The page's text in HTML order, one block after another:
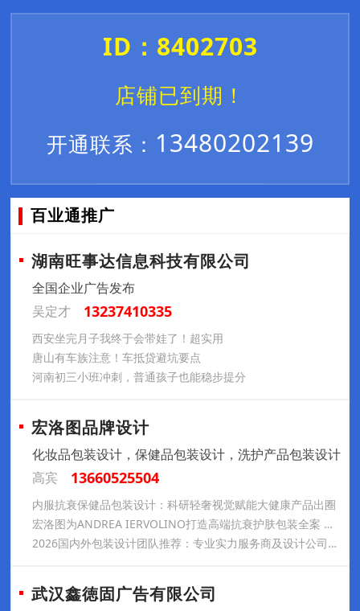
ID：8402703
店铺已到期！
开通联系： 13480202139
百业通推广
湖南旺事达信息科技有限公司
全国企业广告发布
吴定才
13237410335
西安坐完月子我终于会带娃了！超实用
唐山有车族注意！车抵贷避坑要点
河南初三小班冲刺，普通孩子也能稳步提分
宏洛图品牌设计
化妆品包装设计，保健品包装设计，洗护产品包装设计
高宾
13660525504
内服抗衰保健品包装设计：科研轻奢视觉赋能大健康产品出圈
宏洛图为ANDREA IERVOLINO打造高端抗衰护肤包装全案 品牌视觉升级
2026国内外包装设计团队推荐：专业实力服务商及设计公司专业解析，创意与落地品质双优助力品牌视觉升级
武汉鑫徳固广告有限公司